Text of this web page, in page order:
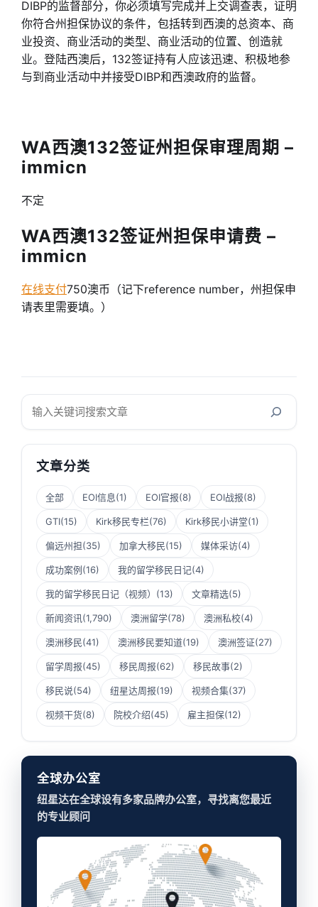
DIBP的监督部分，你必须填写完成并上交调查表，证明
你符合州担保协议的条件，包括转到西澳的总资本、商
业投资、商业活动的类型、商业活动的位置、创造就
业。登陆西澳后，132签证持有人应该迅速、积极地参
与到商业活动中并接受DIBP和西澳政府的监督。
WA西澳132签证州担保审理周期 –
immicn
不定
WA西澳132签证州担保申请费 –
immicn
在线支付750澳币 （记下reference number，州担保申
请表里需要填。）
搜
文章分类
全部 EOI信息(1) EOI官报(8) EOI战报(8)
GTI(15) Kirk移民专栏(76) Kirk移民小讲堂(1)
偏远州担(35) 加拿大移民(15) 媒体采访(4)
成功案例(16) 我的留学移民日记(4)
我的留学移民日记（视频） (13) 文章精选(5)
新闻资讯(1,790) 澳洲留学(78) 澳洲私校(4)
澳洲移民(41) 澳洲移民要知道(19) 澳洲签证(27)
留学周报(45) 移民周报(62) 移民故事(2)
移民说(54) 纽星达周报(19) 视频合集(37)
视频干货(8) 院校介绍(45) 雇主担保(12)
全球办公室
纽星达在全球设有多家品牌办公室，寻找离您最近
的专业顾问